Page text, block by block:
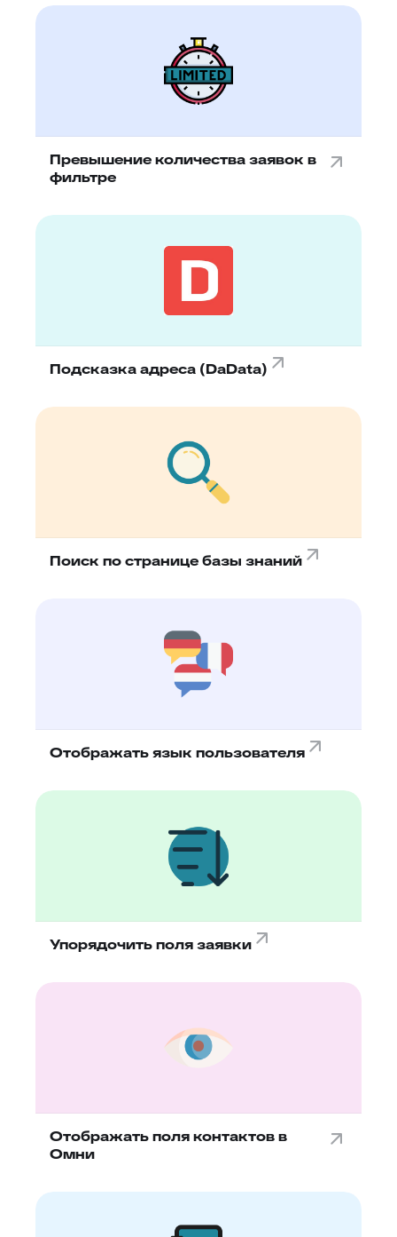
Превышение количества заявок в
фильтре
Подсказка адреса (DaData)
Поиск по странице базы знаний
Отображать язык пользователя
Упорядочить поля заявки
Отображать поля контактов в
Омни